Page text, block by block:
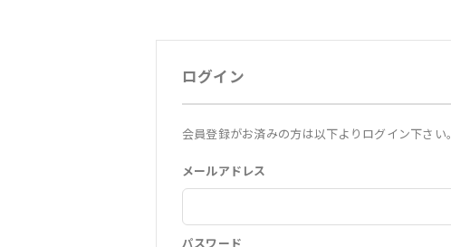
ログイン
会員登録がお済みの方は以下よりログイン下さい。
メールアドレス
パスワード